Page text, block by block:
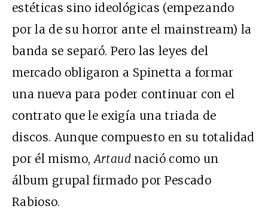
estéticas sino ideológicas (empezando
por la de su horror ante el mainstream) la
banda se separó. Pero las leyes del
mercado obligaron a Spinetta a formar
una nueva para poder continuar con el
contrato que le exigía una triada de
discos. Aunque compuesto en su totalidad
por él mismo,Artaudnació como un
álbum grupal firmado por Pescado
Rabioso.